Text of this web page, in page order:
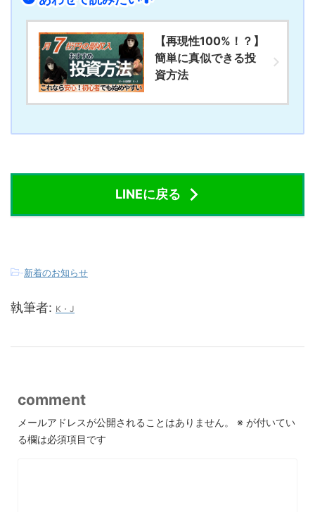
【再現性100%！？】
簡単に真似できる投
資方法
LINEに戻る
-新着のお知らせ
執筆者: K・J
comment
メールアドレスが公開されることはありません。 ※ が付いてい
る欄は必須項目です